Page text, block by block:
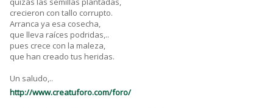
crecieron con tallo corrupto.
Arranca ya esa cosecha,
que lleva raíces podridas,..
pues crece con la maleza,
que han creado tus heridas.
Un saludo,..
http://www.creatuforo.com/foro/